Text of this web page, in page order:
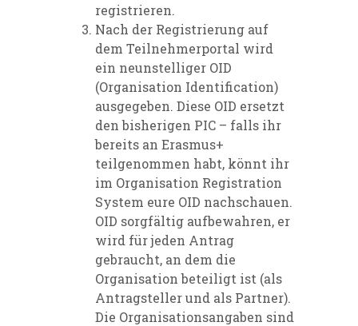
registrieren.
Nach der Registrierung auf
dem Teilnehmerportal wird
ein neunstelliger OID
(Organisation Identification)
ausgegeben. Diese OID ersetzt
den bisherigen PIC – falls ihr
bereits an Erasmus+
teilgenommen habt, könnt ihr
im Organisation Registration
System eure OID nachschauen.
OID sorgfältig aufbewahren, er
wird für jeden Antrag
gebraucht, an dem die
Organisation beteiligt ist (als
Antragsteller und als Partner).
Die Organisationsangaben sind